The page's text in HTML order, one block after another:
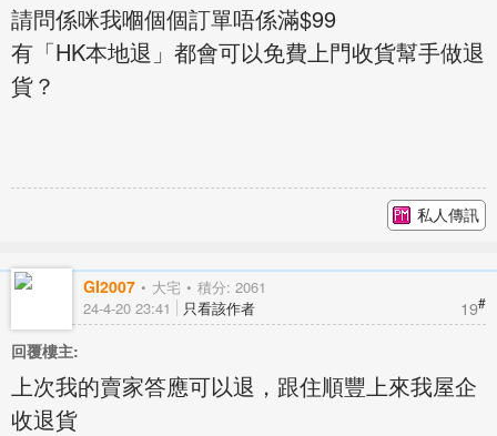
請問係咪我嗰個個訂單唔係滿$99
有「HK本地退」都會可以免費上門收貨幫手做退
貨？
私人傳訊
GI2007 大宅 積分: 2061
19#
24-4-20 23:41 只看該作者
回覆樓主:
上次我的賣家答應可以退，跟住順豐上來我屋企
收退貨